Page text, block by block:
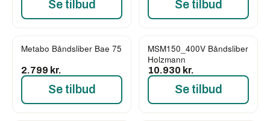
Se tilbud Se tilbud
Metabo Båndsliber Bae 75
2.799 kr.
Se tilbud
MSM150_400V Båndsliber
Holzmann
10.930 kr.
Se tilbud